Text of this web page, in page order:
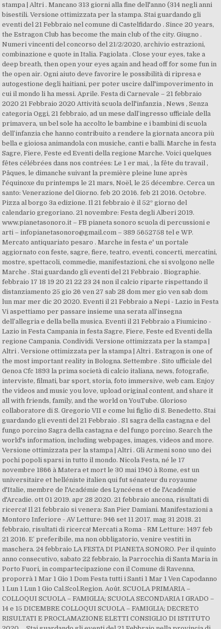
stampa | Altri . Mancano 313 giorni alla fine dell'anno (314 negli anni
bisestili. Versione ottimizzata per la stampa. Stai guardando gli
eventi del 21 Febbraio nel comune di Castelfidardo . Since 20 years,
the Estragon Club has become the main club of the city. Giugno .
Numeri vincenti del concorso del 21/2/2020, archivio estrazioni,
combinazione e quote in Italia. Fagiolata . Close your eyes, take a
deep breath, then open your eyes again and head off for some fun in
the open air. Ogni aiuto deve favorire le possibilità di ripresa e
autogestione degli haitiani, per poter uscire dall'impoverimento in
cui il mondo li ha messi. Aprile. Festa di Carnevale – 21 febbraio
2020 21 Febbraio 2020 Attività scuola dell'infanzia , News , Senza
categoria Oggi, 21 febbraio, ad un mese dall’ingresso ufficiale della
primavera, un bel sole ha accolto le bambine e i bambini di scuola
dell’infanzia che hanno contribuito a rendere la giornata ancora più
bella e gioiosa animandola con musiche, canti e balli. Marche in festa
Sagre, Fiere, Feste ed Eventi della regione Marche. Voici quelques
fêtes célébrées dans nos contrées: Le 1 er mai, , la fête du travail ,
Pâques, le dimanche suivant la première pleine lune après
l'équinoxe du printemps le 21 mars, Noël, le 25 décembre. Cerca un
santo: Venerazione del Giorno. feb 20 2016. feb 21 2016. Octobre.
Pizza al borgo 3a edizione. Il 21 febbraio è il 52º giorno del
calendario gregoriano. 21 novembre: Festa degli Alberi 2019.
www.pianetasonoro.it – FB pianeta sonoro scuola di percussioni e
arti – infopianetasonoro@gmail.com – 389 5652758 tel e WP.
Mercato antiquariato pesaro . Marche in festa e' un portale
aggiornato con feste, sagre, fiere, teatro, eventi, concerti, mercatini,
mostre, spettacoli, commedie, manifestazioni, che si svolgono nelle
Marche . Stai guardando gli eventi del 21 Febbraio . Biographie.
febbraio 17 18 19 20 21 22 23 24 non il calcio riparte rispettando il
distanziamento 25 gio 26 ven 27 sab 28 dom mer gio ven sab dom
lun mar mer dic 20 2020. Eventi il 21 Febbraio a Nepi - Lazio in Festa
Vi aspettiamo per passare insieme una serata all’insegna
dell’allegria e della bella musica. Eventi il 21 Febbraio a Fiumicino -
Lazio in Festa Campania in festa Sagre, Fiere, Feste ed Eventi della
regione Campania. Condividi. Versione ottimizzata per la stampa |
Altri . Versione ottimizzata per la stampa | Altri . Estragon is one of
the most important reality in Bologna. Settembre . Sito ufficiale del
Genoa Cfc 1893 la prima società di calcio italiana, news, fotografie,
interviste, filmati, bar sport, storia, foto immersive, web cam. Enjoy
the videos and music you love, upload original content, and share it
all with friends, family, and the world on YouTube. Glorioso
collaboratore di S. Gregorio VII e come lui figlio di S. Benedetto. Stai
guardando gli eventi del 21 Febbraio . S1 sagra della castagna e del
fungo porcino Sagra della castagna e del fungo porcino. Search the
world's information, including webpages, images, videos and more.
Versione ottimizzata per la stampa | Altri . Gli Armeni sono uno dei
pochi popoli sparsi in tutto il mondo. Nicola Festa, né le 17
novembre 1866 à Matera et mort le 30 mai 1940 à Rome, est un
universitaire et helléniste italien qui fut sénateur du royaume
d'Italie, membre de l'Académie des Lyncéens et de l'Académie
d'Arcadie. ott 01 2019. apr 28 2020. 21 febbraio ancona, risultati di
ricerca! Il 21 febbraio si venera: San Pier Damiani. Manifestazioni a
Montoro Inferiore - AV Letture: 946 set 11 2017. mag 31 2018. 21
febbraio, risultati di ricerca! Mercati a Roma - RM Letture: 1497 feb
21 2016. E’ preferibile, ma non obbligatorio, venire vestiti in
maschera. 24 febbraio LA FESTA DI PIANETA SONORO. Per il quinto
anno consecutivo, sabato 22 febbraio, la Parrocchia di Santa Maria in
Porto Fuori, in compartecipazione con il Comune di Ravenna,
proporrà 1 Mar 1 Gio 1 Dom Festa tutti i Santi 1 Mar 1 Ven Capodanno
1 Lun 1 Lun 1 Gio Cal.Scol.Region. Août. SCUOLA PRIMARIA –
COLLOQUI SCUOLA – FAMIGLIA; SCUOLA SECONDARIA I GRADO –
14 e 15 DICEMBRE COLLOQUI SCUOLA – FAMIGLIA; DECRETO
RISULTATI E PROCLAMAZIONE ELETTI CONSIGLIO DI ISTITUTO